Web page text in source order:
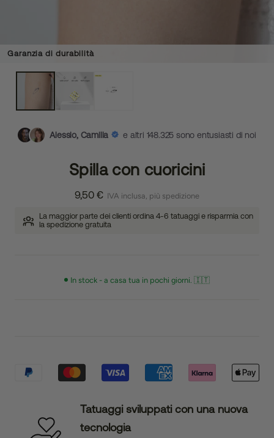
Garanzia di durabilità
Alessio, Camilla e altri 148.325 sono entusiasti di noi
Spilla con cuoricini
9,50 € IVA inclusa, più spedizione
La maggior parte dei clienti ordina 4-6 tatuaggi e risparmia con
la spedizione gratuita
In stock - a casa tua in pochi giorni. 🇮🇹
Tatuaggi sviluppati con una nuova
tecnologia